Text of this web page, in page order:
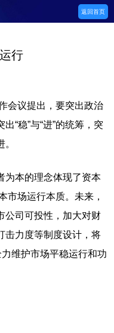
返回首页
行
议提出，要突出政治
“稳”与“进”的统筹，突
本的理念体现了资本
市场运行本质。未来，
公司可投性，加大对财
击力度等制度设计，将
维护市场平稳运行和功